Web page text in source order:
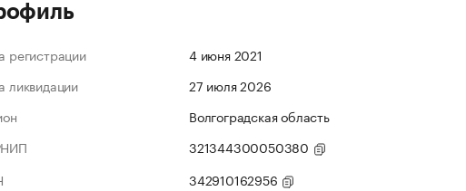
регистрации
4 июня 2021
ликвидации
27 июля 2026
Волгоградская область
321344300050380
342910162956